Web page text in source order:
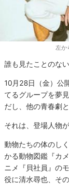
左か
誰も見たことのな
10月28日（金）公
てるグループを夢
だし、他の青春劇
それは、登場人物
動物たちの体のし
かる動物図鑑『カ
ニメ『貝社員』の
役に清水尋也、そ